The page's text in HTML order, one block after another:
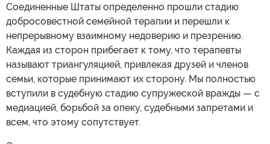
Соединенные Штаты определенно прошли стадию
добросовестной семейной терапии и перешли к
непрерывному взаимному недоверию и презрению.
Каждая из сторон прибегает к тому, что терапевты
называют триангуляцией, привлекая друзей и членов
семьи, которые принимают их сторону. Мы полностью
вступили в судебную стадию супружеской вражды — с
медиацией, борьбой за опеку, судебными запретами и
всем, что этому сопутствует.